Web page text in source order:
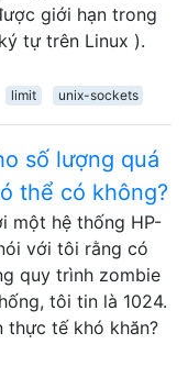
giới hạn trong
tự trên Linux ).
limit unix-sockets
số lượng quá
thể có không?
một hệ thống HP-
với tôi rằng có
quy trình zombie
tôi tin là 1024.
tế khó khăn?